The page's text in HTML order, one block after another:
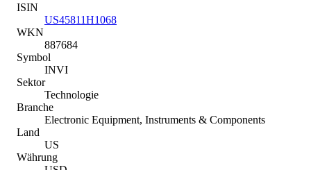
ISIN
US45811H1068
WKN
887684
Symbol
INVI
Sektor
Technologie
Branche
Electronic Equipment, Instruments & Components
Land
US
Währung